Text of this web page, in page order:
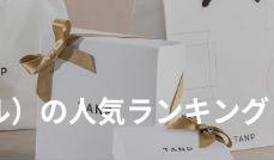
の人気ランキング